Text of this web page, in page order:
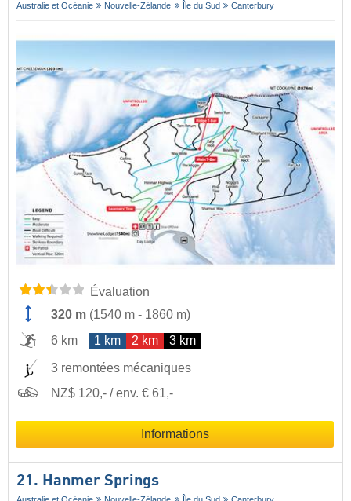
Australie et Océanie Nouvelle-Zélande Île du Sud Canterbury
Évaluation
320 m (1540 m - 1860 m)
6 km
1 km 2 km 3 km
3 remontées mécaniques
NZ$ 120,- / env. € 61,-
Informations
21. Hanmer Springs